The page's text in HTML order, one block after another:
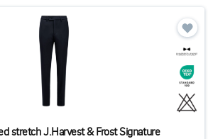
stretch J.Harvest & Frost Signature